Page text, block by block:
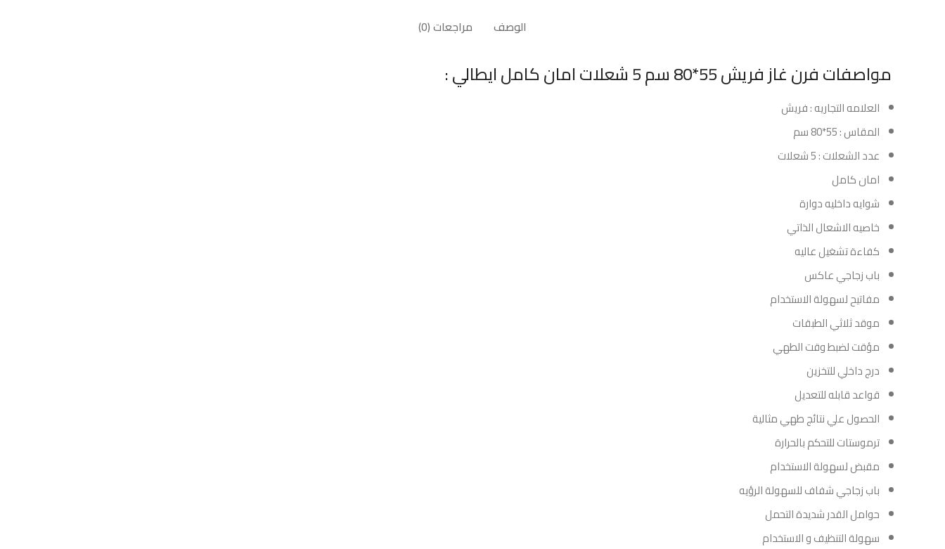
الوصف مراجعات (0)
مواصفات فرن غاز فريش 55*80 سم 5 شعلات امان كامل ايطالي :
العلامه التجاريه : فريش
المقاس : 55*80 سم
عدد الشعلات : 5 شعلات
امان كامل
شوايه داخليه دوارة
خاصيه الاشعال الذاتي
كفاءة تشغيل عاليه
باب زجاجي عاكس
مفاتيح لسهولة الاستخدام
موقد ثلاثي الطبقات
مؤقت لضبط وقت الطهي
درج داخلي للتخزين
قواعد قابله للتعديل
الحصول علي نتائج طهي مثالية
ترموستات للتحكم بالحرارة
مقبض لسهولة الاستخدام
باب زجاجي شفاف للسهولة الرؤيه
حوامل القدر شديدة التحمل
سهولة التنظيف و الاستخدام